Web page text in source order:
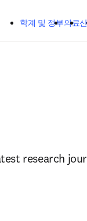
학계 및 정부의료
research